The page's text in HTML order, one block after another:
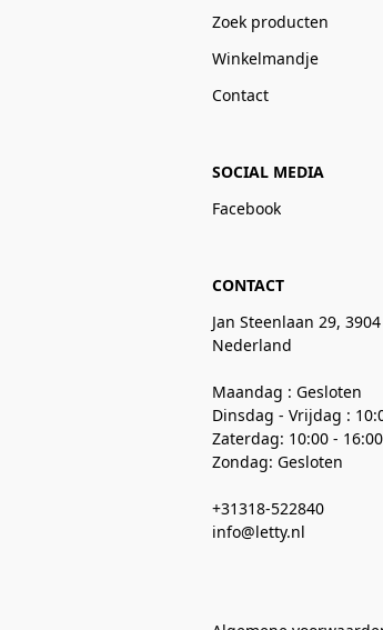
Zoek producten
Winkelmandje
Contact
SOCIAL MEDIA
Facebook
CONTACT
Jan Steenlaan 29,
Nederland
Maandag : Gesloten
Dinsdag - Vrijdag :
Zaterdag: 10:00 - 16:00
Zondag: Gesloten
+31318-522840
info@letty.nl